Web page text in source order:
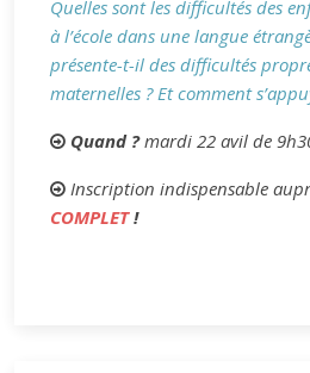
Quelles sont les difficultés des
à l’école dans une langue
présente-t-il des difficultés
maternelles ? Et comment
Quand ?mardi 22 avil de
Inscription indispensable
COMPLET!